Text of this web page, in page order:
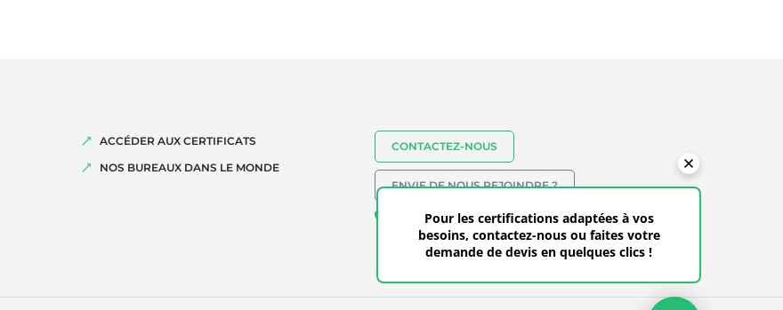
ACCÉDER AUX CERTIFICATS
NOS BUREAUX DANS LE MONDE
CONTACTEZ-NOUS
ENVIE DE NOUS REJOINDRE ?
(+216) 56 831 57
Pour les certifications adaptées à vos
besoins, contactez-nous ou faites votre
demande de devis en quelques clics !